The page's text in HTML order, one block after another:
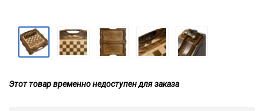
Этот товар временно недоступен для заказа